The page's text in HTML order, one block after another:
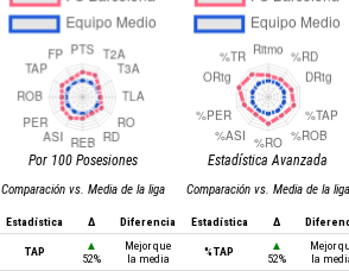
Por 100 Posesiones
Comparación vs. Media de la liga
Estadística Δ Diferencia
TAP
▲
52%
Mejor que
la media
Estadística Avanzada
Comparación vs. Media de la liga
Estadística Δ
%TAP
▲
52%
Mejor
la